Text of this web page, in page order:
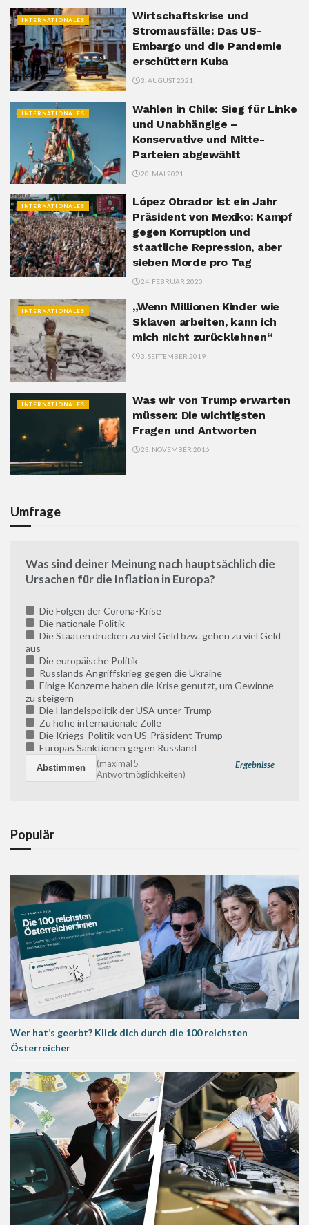
INTERNATIONALES
Wirtschaftskrise und
Stromausfälle: Das US-
Embargo und die Pandemie
erschüttern Kuba
3. AUGUST 2021
INTERNATIONALES
Wahlen in Chile: Sieg für Linke
und Unabhängige –
Konservative und Mitte-
Parteien abgewählt
20. MAI 2021
INTERNATIONALES
López Obrador ist ein Jahr
Präsident von Mexiko: Kampf
gegen Korruption und
staatliche Repression, aber
sieben Morde pro Tag
24. FEBRUAR 2020
INTERNATIONALES
„Wenn Millionen Kinder wie
Sklaven arbeiten, kann ich
mich nicht zurücklehnen“
3. SEPTEMBER 2019
INTERNATIONALES
Was wir von Trump erwarten
müssen: Die wichtigsten
Fragen und Antworten
23. NOVEMBER 2016
Umfrage
Was sind deiner Meinung nach hauptsächlich die
Ursachen für die Inflation in Europa?
Die Folgen der Corona-Krise
Die nationale Politik
Die Staaten drucken zu viel Geld bzw. geben zu viel Geld
aus
Die europäische Politik
Russlands Angriffskrieg gegen die Ukraine
Einige Konzerne haben die Krise genutzt, um Gewinne
zu steigern
Die Handelspolitik der USA unter Trump
Zu hohe internationale Zölle
Die Kriegs-Politik von US-Präsident Trump
Europas Sanktionen gegen Russland
Ergebnisse
(maximal 5
Antwortmöglichkeiten)
Populär
Wer hat’s geerbt? Klick dich durch die 100 reichsten
Österreicher